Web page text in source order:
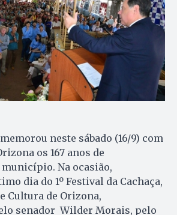
neste sábado (16/9) com
os 167 anos de
Na ocasião,
dia do 1º Festival da Cachaça,
Cultura de Orizona,
senador Wilder Morais, pelo